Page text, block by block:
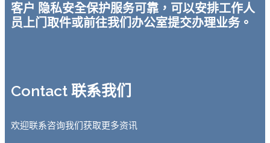
客户 隐私安全保护服务可靠，可以安排工作人
员上门取件或前往我们办公室提交办理业务。
Contact 联系我们
欢迎联系咨询我们获取更多资讯